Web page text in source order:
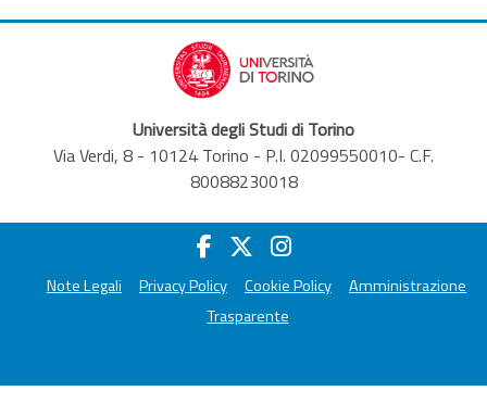
Università degli Studi di Torino
Via Verdi, 8 - 10124 Torino - P.I. 02099550010- C.F.
80088230018
Note Legali Privacy Policy Cookie Policy
Amministrazione
Trasparente